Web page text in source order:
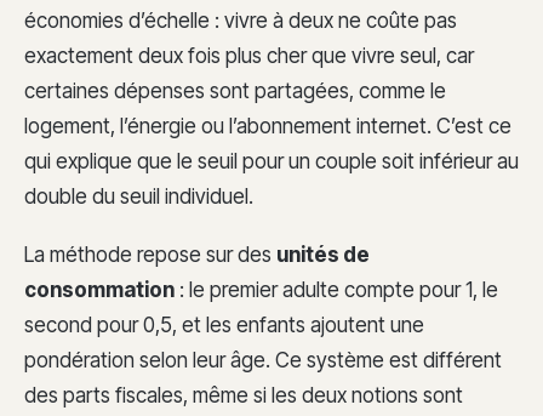
économies d’échelle : vivre à deux ne coûte pas
exactement deux fois plus cher que vivre seul, car
certaines dépenses sont partagées, comme le
logement, l’énergie ou l’abonnement internet. C’est ce
qui explique que le seuil pour un couple soit inférieur au
double du seuil individuel.
La méthode repose sur des unités de
consommation : le premier adulte compte pour 1, le
second pour 0,5, et les enfants ajoutent une
pondération selon leur âge. Ce système est différent
des parts fiscales, même si les deux notions sont